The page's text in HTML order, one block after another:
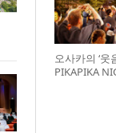
오사카의 ‘웃
PIKAPIKA